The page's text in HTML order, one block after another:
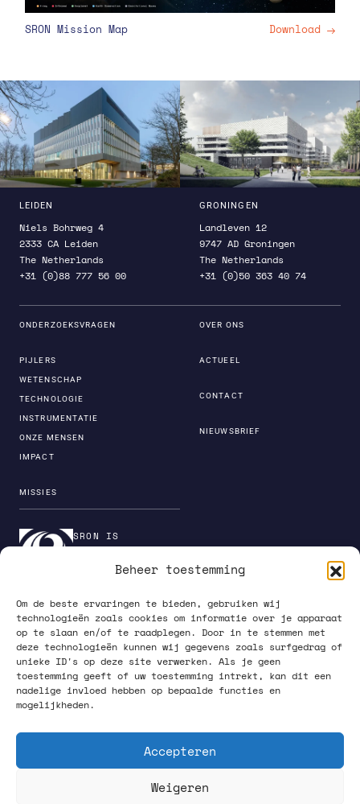
Beheer toestemming
Om de beste ervaringen te bieden, gebruiken wij
technologieën zoals cookies om informatie over je apparaat
op te slaan en/of te raadplegen. Door in te stemmen met
deze technologieën kunnen wij gegevens zoals surfgedrag of
unieke ID's op deze site verwerken. Als je geen
toestemming geeft of uw toestemming intrekt, kan dit een
nadelige invloed hebben op bepaalde functies en
mogelijkheden.
Accepteren
Weigeren
SRON Mission Map Download
LEIDEN
Niels Bohrweg 4
2333 CA Leiden
The Netherlands
+31 (0)88 777 56 00
GRONINGEN
Landleven 12
9747 AD Groningen
The Netherlands
+31 (0)50 363 40 74
ONDERZOEKSVRAGEN
PIJLERS
WETENSCHAP
TECHNOLOGIE
INSTRUMENTATIE
ONZE MENSEN
IMPACT
MISSIES
OVER ONS
ACTUEEL
CONTACT
NIEUWSBRIEF
SRON IS
INSTITUTENORGANI
PRIVACY POLICY
VOLG ONS OP SOCIAL MEDIA